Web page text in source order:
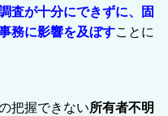
査が十分にできずに、固
務に影響を及ぼすことに
把握できない所有者不明